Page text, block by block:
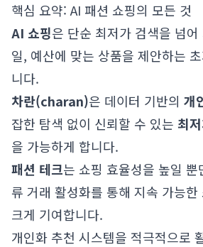
핵심 요약: AI 패션 쇼핑의 모든 것
AI 쇼핑은 단순 최저가 검색을 넘
일, 예산에 맞는 상품을 제안하는
니다.
차란(charan)은 데이터 기반의 개
잡한 탐색 없이 신뢰할 수 있는 최
을 가능하게 합니다.
패션 테크는 쇼핑 효율성을 높일 뿐
류 거래 활성화를 통해 지속 가능
크게 기여합니다.
개인화 추천 시스템을 적극적으로